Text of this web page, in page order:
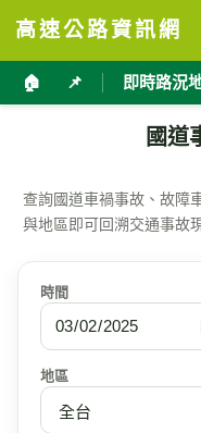
高速公路資訊網
🏠 📌 即時路況
國道
查詢國道車禍事故、故障
與地區即可回溯交通事故
時間
地區